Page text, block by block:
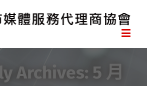
Archives: 5 月